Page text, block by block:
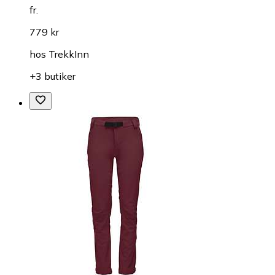
fr.
779 kr
hos TrekkInn
+3 butiker